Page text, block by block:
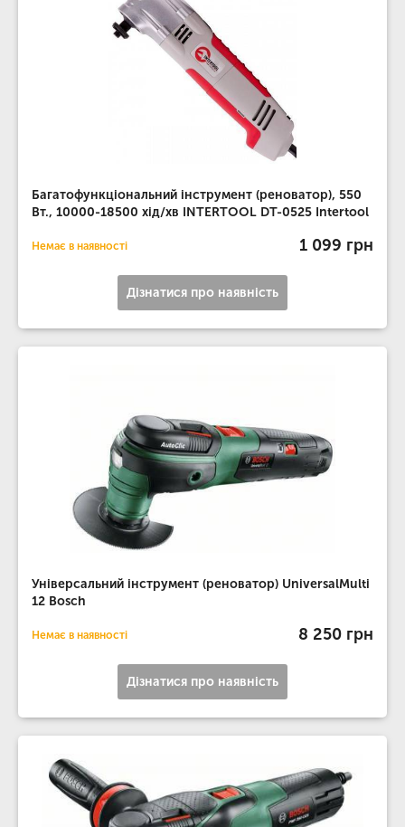
Багатофункціональний інструмент (реноватор), 550
Вт., 10000-18500 хід/хв INTERTOOL DT-0525 Intertool
Немає в наявності 1 099 грн
Дізнатися про наявність
Універсальний інструмент (реноватор) UniversalMulti
12 Bosch
Немає в наявності 8 250 грн
Дізнатися про наявність